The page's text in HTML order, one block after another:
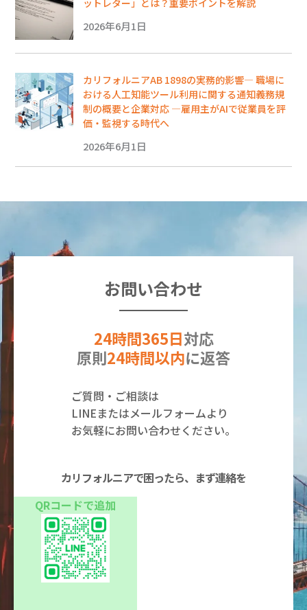
ットレター」とは？重要ポイントを解説
2026年6月1日
カリフォルニアAB 1898の実務的影響― 職場に
おける人工知能ツール利用に関する通知義務規
制の概要と企業対応 ―雇用主がAIで従業員を評
価・監視する時代へ
2026年6月1日
お問い合わせ
24時間365日対応
原則24時間以内に返答
ご質問・ご相談は
LINEまたはメールフォームより
お気軽にお問い合わせください。
カリフォルニアで困ったら、まず連絡を
QRコードで追加